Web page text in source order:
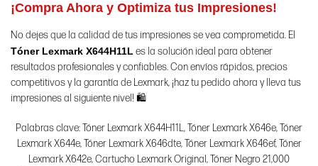
¡Compra Ahora y Optimiza tus Impresiones!
No dejes que la calidad de tus impresiones se vea comprometida. El
Tóner Lexmark X644H11L es la solución ideal para obtener
resultados profesionales y confiables. Con envíos rápidos, precios
competitivos y la garantía de Lexmark, ¡haz tu pedido ahora y lleva tus
impresiones al siguiente nivel! 🛍️
Palabras clave: Tóner Lexmark X644H11L, Tóner Lexmark X646e, Tóner
Lexmark X644e, Tóner Lexmark X646dte, Tóner Lexmark X646ef, Tóner
Lexmark X642e, Cartucho Lexmark Original, Tóner Negro 21,000